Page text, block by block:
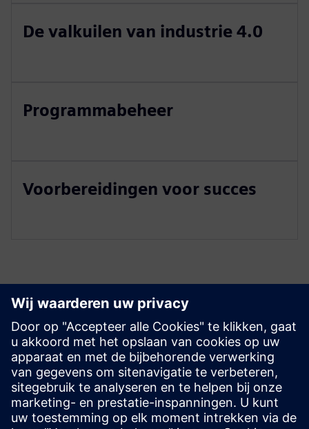
De valkuilen van industrie 4.0
Programmabeheer
Voorbereidingen voor succes
Ontdek bronnen en
gerelateerde producten
Vereisten